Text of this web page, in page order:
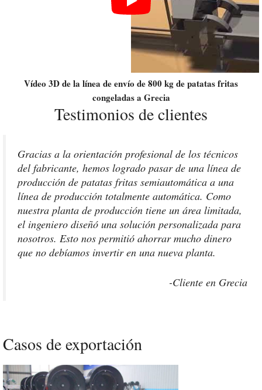
Vídeo 3D de la línea de envío de 800 kg de patatas fritas
congeladas a Grecia
Testimonios de clientes
Gracias a la orientación profesional de los técnicos
del fabricante, hemos logrado pasar de una línea de
producción de patatas fritas semiautomática a una
línea de producción totalmente automática. Como
nuestra planta de producción tiene un área limitada,
el ingeniero diseñó una solución personalizada para
nosotros. Esto nos permitió ahorrar mucho dinero
que no debíamos invertir en una nueva planta.
-Cliente en Grecia
Casos de exportación